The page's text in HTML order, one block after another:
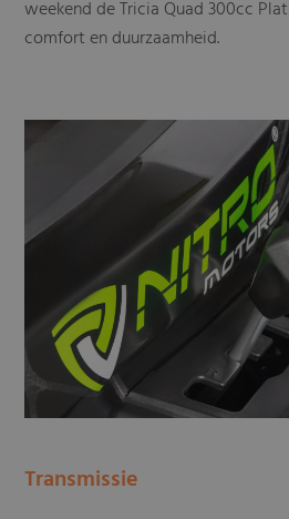
weekend de Tricia Quad 300cc
comfort en duurzaamheid.
Transmissie